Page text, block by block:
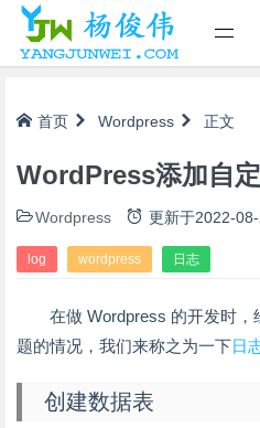
首页 Wordpress 正文
WordPress添加自
Wordpress 更新于2022-
log wordpress 日志
在做 Wordpress 的开发时，
题的情况，我们来称之为一下日
创建数据表